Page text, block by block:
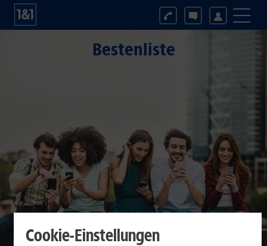
Bestenliste
Cookie-Einstellungen